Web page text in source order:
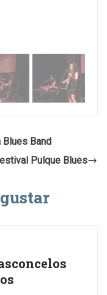
Blues Band
Pulque Blues